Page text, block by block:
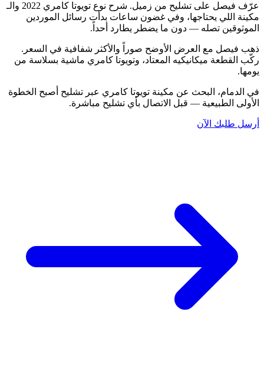
عرّف فيصل على تشليح من زميل. شرح نوع تويوتا كامري 2022 والـ
مكينة اللي يحتاجها، وفي غضون ساعات بدأت رسائل الموردين
الموثوقين تصله — دون ما يضطر يطارد أحداً.
ذهب فيصل مع العرض الأوضح صوراً والأكثر شفافية في السعر.
ركّب القطعة ميكانيكيه المعتاد، وتويوتا كامري ماشية بسلاسة من
يومها.
في الدمام، البحث عن مكينة تويوتا كامري عبر تشليح أصبح الخطوة
الأولى الطبيعية — قبل الاتصال بأي تشليح مباشرة.
أرسل طلبك الآن